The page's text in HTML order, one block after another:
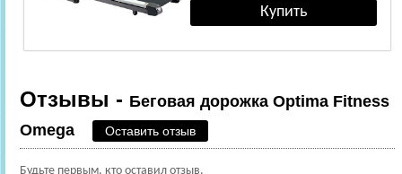
Отзывы - Беговая дорожка Optima Fitness
Omega
Оставить отзыв
Будьте первым, кто оставил отзыв.